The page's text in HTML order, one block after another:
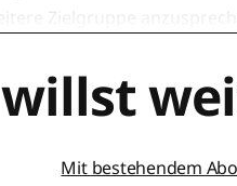
Mit bestehendem